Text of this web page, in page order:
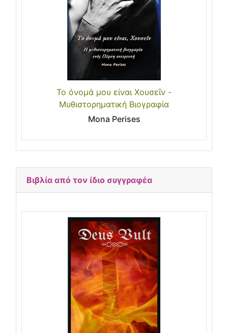
Το όνομά μου είναι Χουσεΐν -
Μυθιστορηματική Βιογραφία
Mona Perises
Βιβλία από τον ίδιο συγγραφέα